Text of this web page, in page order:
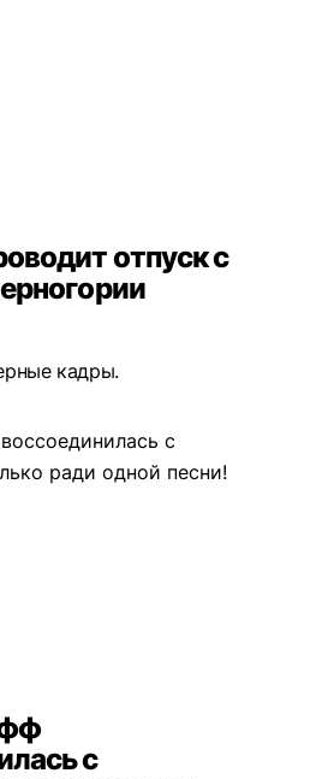
отпуск с
кадры.
с